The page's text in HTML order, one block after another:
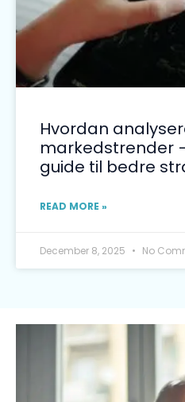
Hvordan
markedstrender
guide til bedre
READ MORE »
December 8, 2025 No